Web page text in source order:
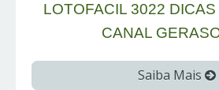
LOTOFACIL 3022
CANAL
Saiba Mais